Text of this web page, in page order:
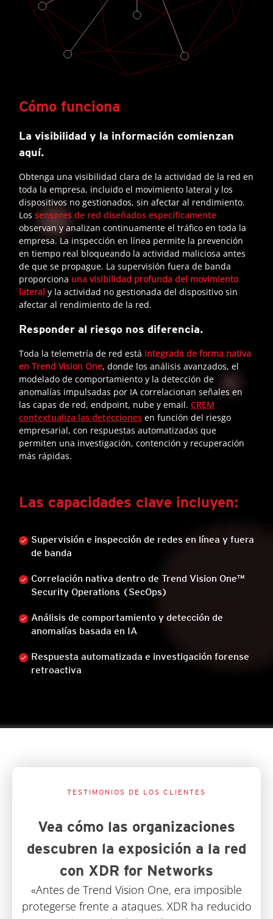
Cómo funciona
La visibilidad y la información comienzan
aquí.
Obtenga una visibilidad clara de la actividad de la red en
toda la empresa, incluido el movimiento lateral y los
dispositivos no gestionados, sin afectar al rendimiento.
Los sensores de red diseñados específicamente
observan y analizan continuamente el tráfico en toda la
empresa. La inspección en línea permite la prevención
en tiempo real bloqueando la actividad maliciosa antes
de que se propague. La supervisión fuera de banda
proporciona una visibilidad profunda del movimiento
lateral y la actividad no gestionada del dispositivo sin
afectar al rendimiento de la red.
Responder al riesgo nos diferencia.
Toda la telemetría de red está integrada de forma nativa
en Trend Vision One, donde los análisis avanzados, el
modelado de comportamiento y la detección de
anomalías impulsadas por IA correlacionan señales en
las capas de red, endpoint, nube y email. CREM
contextualiza las detecciones en función del riesgo
empresarial, con respuestas automatizadas que
permiten una investigación, contención y recuperación
más rápidas.
Las capacidades clave incluyen:
Supervisión e inspección de redes en línea y fuera
de banda
Correlación nativa dentro de Trend Vision One™
Security Operations (SecOps)
Análisis de comportamiento y detección de
anomalías basada en IA
Respuesta automatizada e investigación forense
retroactiva
TESTIMONIOS DE LOS CLIENTES
Vea cómo las organizaciones
descubren la exposición a la red
con XDR for Networks
«Antes de Trend Vision One, era imposible
protegerse frente a ataques. XDR ha reducido